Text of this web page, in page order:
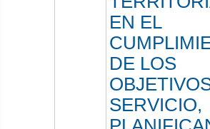
EN EL
DE LOS
SERVICIO,